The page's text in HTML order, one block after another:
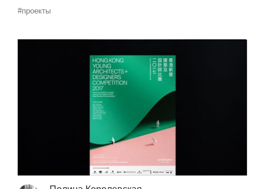
#проекты